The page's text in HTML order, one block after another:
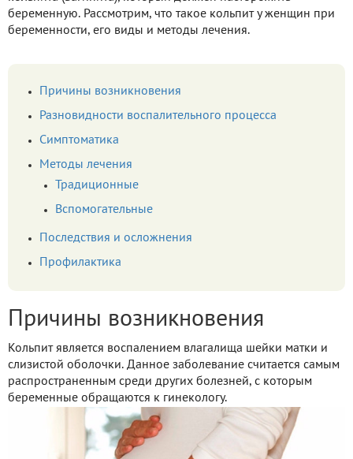
беременную. Рассмотрим, что такое кольпит у женщин при
беременности, его виды и методы лечения.
Причины возникновения
Разновидности воспалительного процесса
Симптоматика
Методы лечения
Традиционные
Вспомогательные
Последствия и осложнения
Профилактика
Причины возникновения
Кольпит является воспалением влагалища шейки матки и
слизистой оболочки. Данное заболевание считается самым
распространенным среди других болезней, с которым
беременные обращаются к гинекологу.